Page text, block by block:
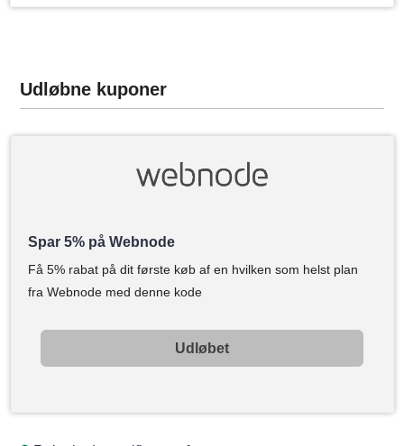
Udløbne kuponer
Spar 5% på Webnode
Få 5% rabat på dit første køb af en hvilken som helst plan
fra Webnode med denne kode
Udløbet